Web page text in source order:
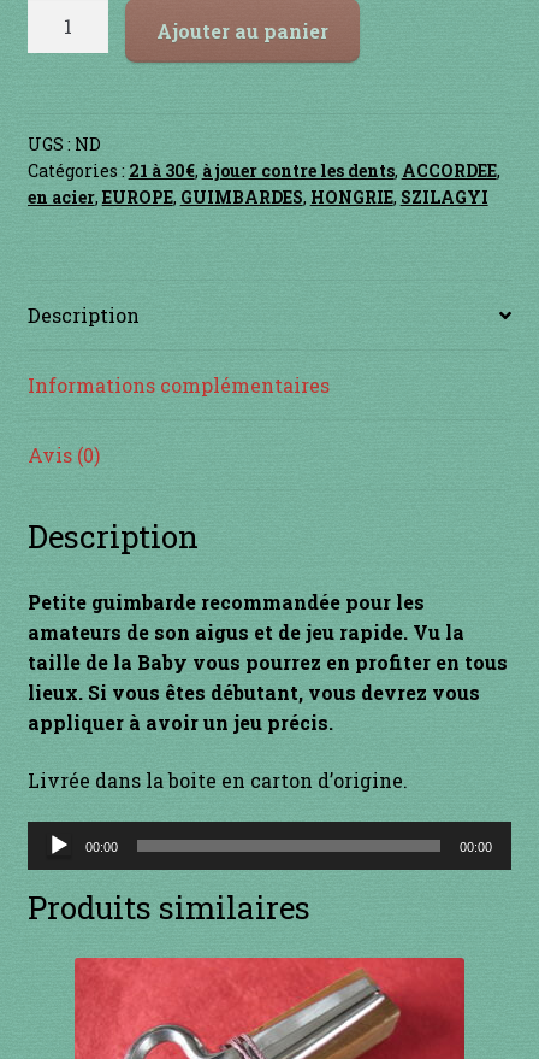
Contact
en bambou
en bois
en cuivre
en laiton
en plastique
je suis confirmé
je suis débutant
Liens
Mon Compte
Newsletter
Panier
quantité
Ajouter au panier
UGS : ND
Catégories : 21 à 30€, à jouer contre les dents, ACCORDEE,
en acier,EUROPE, GUIMBARDES, HONGRIE, SZILAGYI
Description
Informations complémentaires
Avis (0)
Description
Petite guimbarde recommandée pour les
amateurs de son aigus et de jeu rapide. Vu la
taille de la Baby vous pourrez en profiter en tous
lieux. Si vous êtes débutant, vous devrez vous
appliquer à avoir un jeu précis.
Livrée dans la boite en carton d’origine.
Lecteur
audio
00:00 00:00
Produits similaires